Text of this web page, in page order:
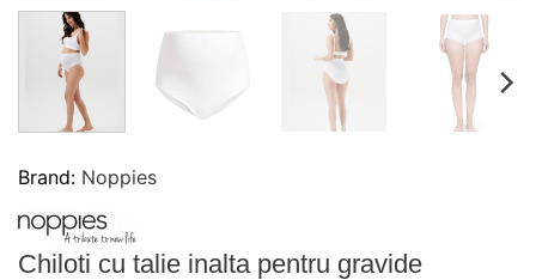
Brand: Noppies
Chiloti cu talie inalta pentru gravide